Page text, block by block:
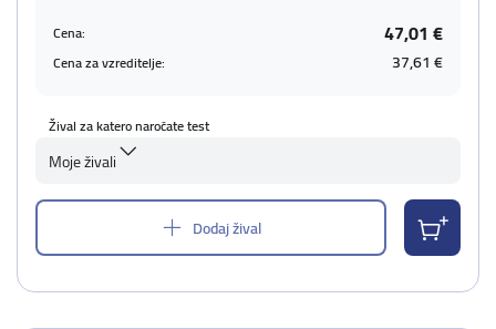
Cena: 47,01 €
Cena za vzreditelje: 37,61 €
Žival za katero naročate test
Moje živali
Dodaj žival